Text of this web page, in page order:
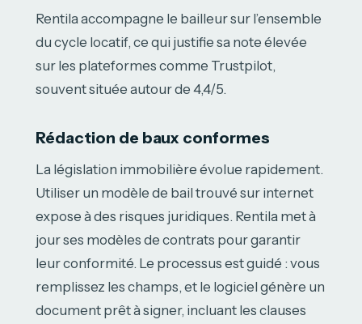
Rentila accompagne le bailleur sur l’ensemble
du cycle locatif, ce qui justifie sa note élevée
sur les plateformes comme Trustpilot,
souvent située autour de 4,4/5.
Rédaction de baux conformes
La législation immobilière évolue rapidement.
Utiliser un modèle de bail trouvé sur internet
expose à des risques juridiques. Rentila met à
jour ses modèles de contrats pour garantir
leur conformité. Le processus est guidé : vous
remplissez les champs, et le logiciel génère un
document prêt à signer, incluant les clauses